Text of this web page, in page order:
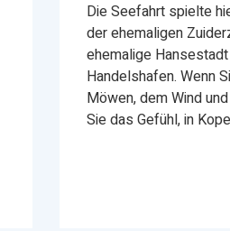
Die Seefahrt spielte
der ehemaligen
ehemalige
Handelshafen. Wenn
Möwen, dem Wind
Sie das Gefühl, in